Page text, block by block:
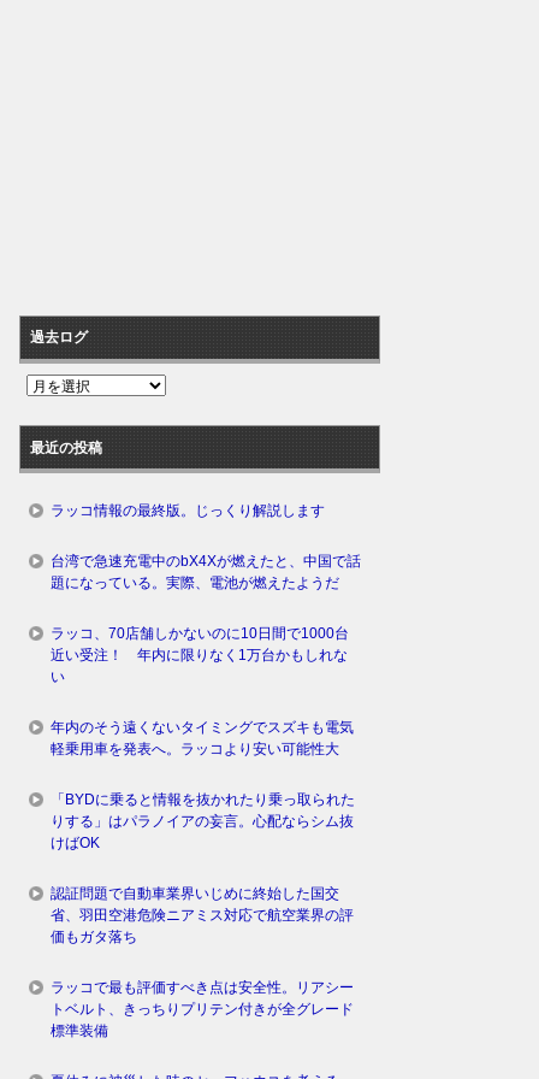
過去ログ
過
ロ
グ
最近の投稿
ラッコ情報の最終版。じっくり解説します
台湾で急速充電中のbX4Xが燃えたと、中国で話
題になっている。実際、電池が燃えたようだ
ラッコ、70店舗しかないのに10日間で1000台
近い受注！ 年内に限りなく1万台かもしれな
い
年内のそう遠くないタイミングでスズキも電気
軽乗用車を発表へ。ラッコより安い可能性大
「BYDに乗ると情報を抜かれたり乗っ取られた
りする」はパラノイアの妄言。心配ならシム抜
けばOK
認証問題で自動車業界いじめに終始した国交
省、羽田空港危険ニアミス対応で航空業界の評
価もガタ落ち
ラッコで最も評価すべき点は安全性。リアシー
トベルト、きっちりプリテン付きが全グレード
標準装備